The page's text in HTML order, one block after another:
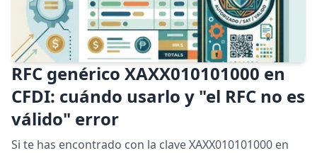
RFC genérico XAXX010101000 en
CFDI: cuándo usarlo y "el RFC no es
válido" error
Si te has encontrado con la clave XAXX010101000 en